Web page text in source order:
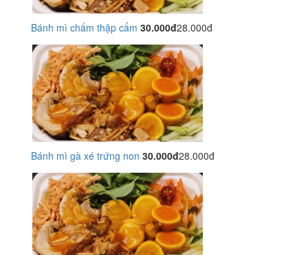
Bánh mì chấm thập cẩm 30.000đ28.000đ
Bánh mì gà xé trứng non 30.000đ28.000đ